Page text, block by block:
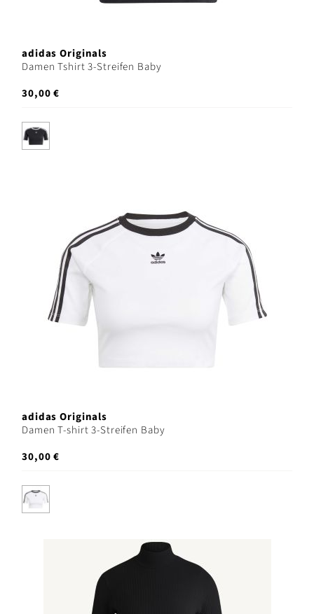
adidas Originals
Damen Tshirt 3-Streifen Baby
30,00 €
adidas Originals
Damen T-shirt 3-Streifen Baby
30,00 €